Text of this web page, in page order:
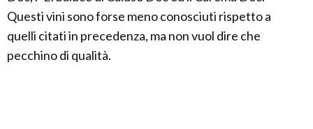
Questi vini sono forse meno conosciuti rispetto a
quelli citati in precedenza, ma non vuol dire che
pecchino di qualità.